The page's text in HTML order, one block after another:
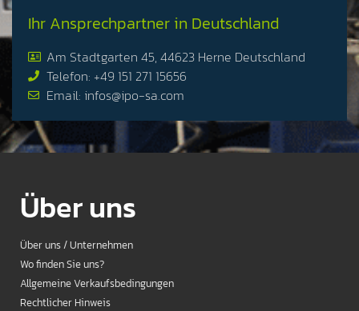
Ihr Ansprechpartner in Deutschland
Am Stadtgarten 45, 44623 Herne Deutschland
Telefon: +49 151 271 15656
Email: infos@ipo-sa.com
Über uns
Über uns / Unternehmen
Wo finden Sie uns?
Allgemeine Verkaufsbedingungen
Rechtlicher Hinweis